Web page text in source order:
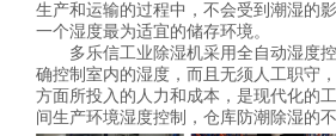
生产和运输的过程中，不会受到潮湿的
一个湿度最为适宜的储存环境。
多乐信工业除湿机采用全自动湿度控
确控制室内的湿度，而且无须人工职守
方面所投入的人力和成本，是现代化的
间生产环境湿度控制，仓库防潮除湿的不